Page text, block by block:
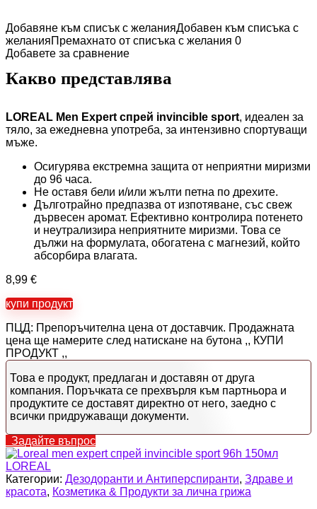
Добавяне към списък с желанияДобавен към списъка с
желанияПремахнато от списъка с желания 0
Добавете за сравнение
Какво представлява
LOREAL Men Expert спрей invincible sport, идеален за
тяло, за ежедневна употреба, за интензивно спортуващи
мъже.
Осигурява екстремна защита от неприятни миризми
до 96 часа.
Не оставя бели и/или жълти петна по дрехите.
Дълготрайно предпазва от изпотяване, със свеж
дървесен аромат. Ефективно контролира потенето
и неутрализира неприятните миризми. Това се
дължи на формулата, обогатена с магнезий, който
абсорбира влагата.
8,99 €
купи продукт
ПЦД: Препоръчителна цена от доставчик. Продажната
цена ще намерите след натискане на бутона ,, КУПИ
ПРОДУКТ ,,
Това е продукт, предлаган и доставян от друга
компания. Поръчката се прехвърля към партньора и
продуктите се доставят директно от него, заедно с
всички придружаващи документи.
Задайте въпрос
LOREAL
Категории: Дезодоранти и Антиперспиранти, Здраве и
красота, Козметика & Продукти за лична грижа